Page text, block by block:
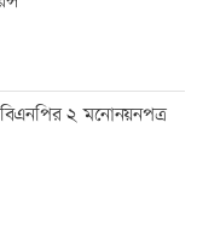
বিএনপির ২ মনোনয়নপত্র